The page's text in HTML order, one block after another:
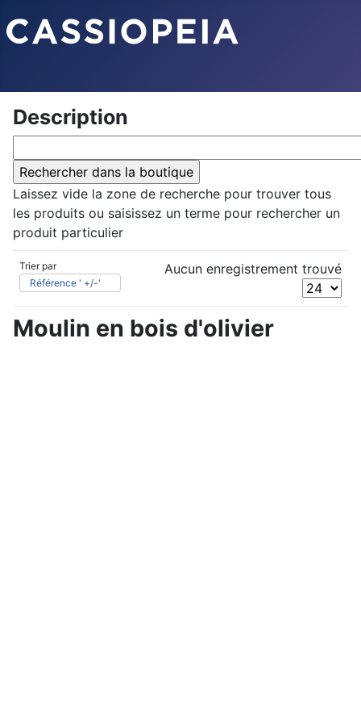
Description
Laissez vide la zone de recherche pour trouver tous
les produits ou saisissez un terme pour rechercher un
produit particulier
Trier par
Référence ' +/-'
Aucun enregistrement trouvé
Moulin en bois d'olivier